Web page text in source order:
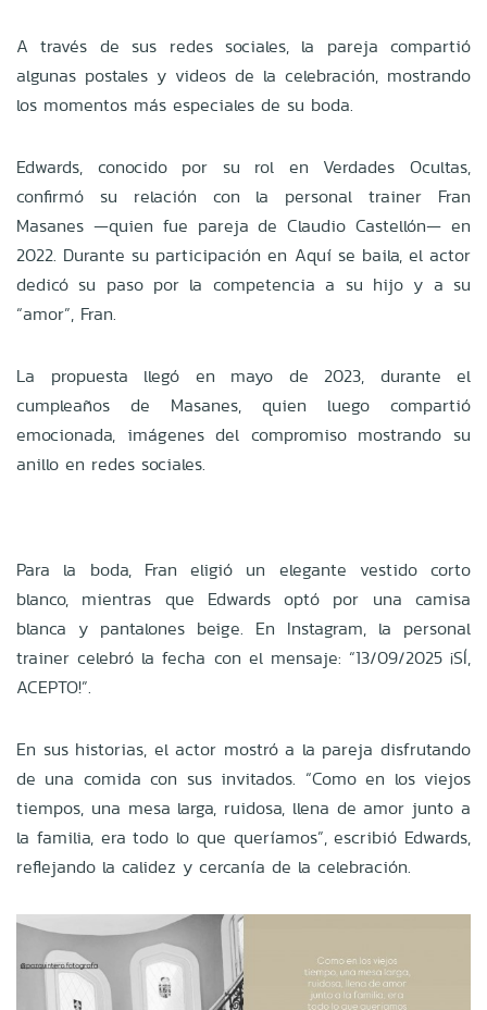
A través de sus redes sociales, la pareja compartió
algunas postales y videos de la celebración, mostrando
los momentos más especiales de su boda.
Edwards, conocido por su rol en Verdades Ocultas,
confirmó su relación con la personal trainer Fran
Masanes —quien fue pareja de Claudio Castellón— en
2022. Durante su participación en Aquí se baila, el actor
dedicó su paso por la competencia a su hijo y a su
“amor”, Fran.
La propuesta llegó en mayo de 2023, durante el
cumpleaños de Masanes, quien luego compartió
emocionada, imágenes del compromiso mostrando su
anillo en redes sociales.
Para la boda, Fran eligió un elegante vestido corto
blanco, mientras que Edwards optó por una camisa
blanca y pantalones beige. En Instagram, la personal
trainer celebró la fecha con el mensaje: “13/09/2025 ¡SÍ,
ACEPTO!”.
En sus historias, el actor mostró a la pareja disfrutando
de una comida con sus invitados. “Como en los viejos
tiempos, una mesa larga, ruidosa, llena de amor junto a
la familia, era todo lo que queríamos”, escribió Edwards,
reflejando la calidez y cercanía de la celebración.